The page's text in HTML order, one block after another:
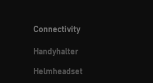
Connectivity
Handyhalter
Helmheadset